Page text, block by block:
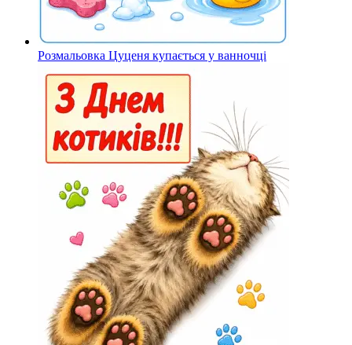
Розмальовка Цуценя купається у ванночці